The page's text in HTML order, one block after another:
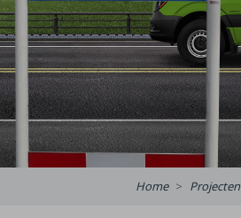
Home Projecten